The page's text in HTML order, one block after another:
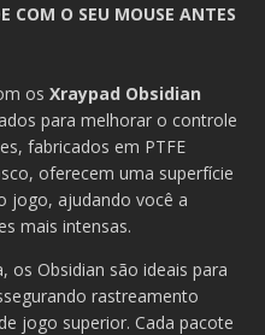
COM O SEU MOUSE ANTES
os Xraypad Obsidian
para melhorar o controle
fabricados em PTFE
oferecem uma superfície
jogo, ajudando você a
mais intensas.
os Obsidian são ideais para
rastreamento
jogo superior. Cada pacote